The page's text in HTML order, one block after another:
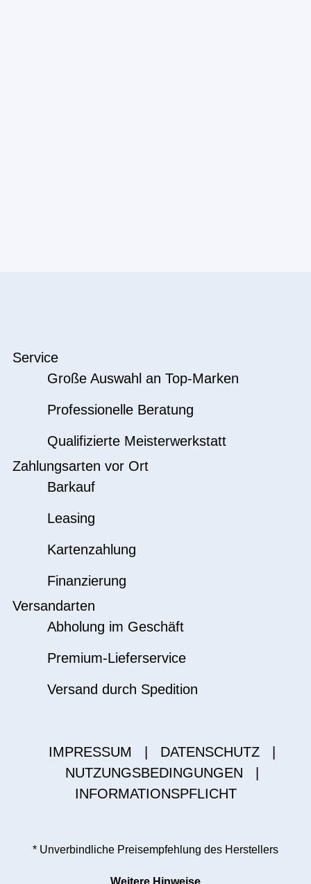
Service
Große Auswahl an Top-Marken
Professionelle Beratung
Qualifizierte Meisterwerkstatt
Zahlungsarten vor Ort
Barkauf
Leasing
Kartenzahlung
Finanzierung
Versandarten
Abholung im Geschäft
Premium-Lieferservice
Versand durch Spedition
IMPRESSUM DATENSCHUTZ
NUTZUNGSBEDINGUNGEN
INFORMATIONSPFLICHT
* Unverbindliche Preisempfehlung des Herstellers